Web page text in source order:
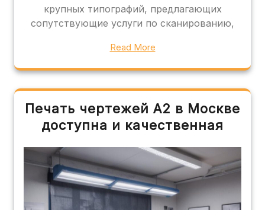
крупных типографий, предлагающих
сопутствующие услуги по сканированию,
Read More
Печать чертежей А2 в Москве
доступна и качественная